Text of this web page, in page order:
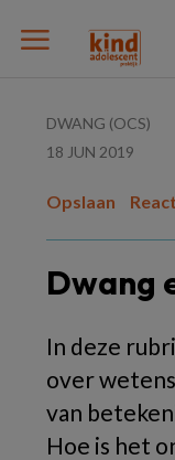
DWANG (OCS)
18 JUN 2019
Opslaan
Dwang
In deze
over
van
Hoe is het